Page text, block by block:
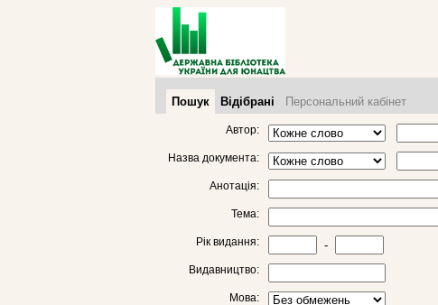
Пошук Відібрані Персональний кабінет
Автор:
Назва документа:
Анотація:
Тема:
Рік видання: -
Видавництво:
Мова: